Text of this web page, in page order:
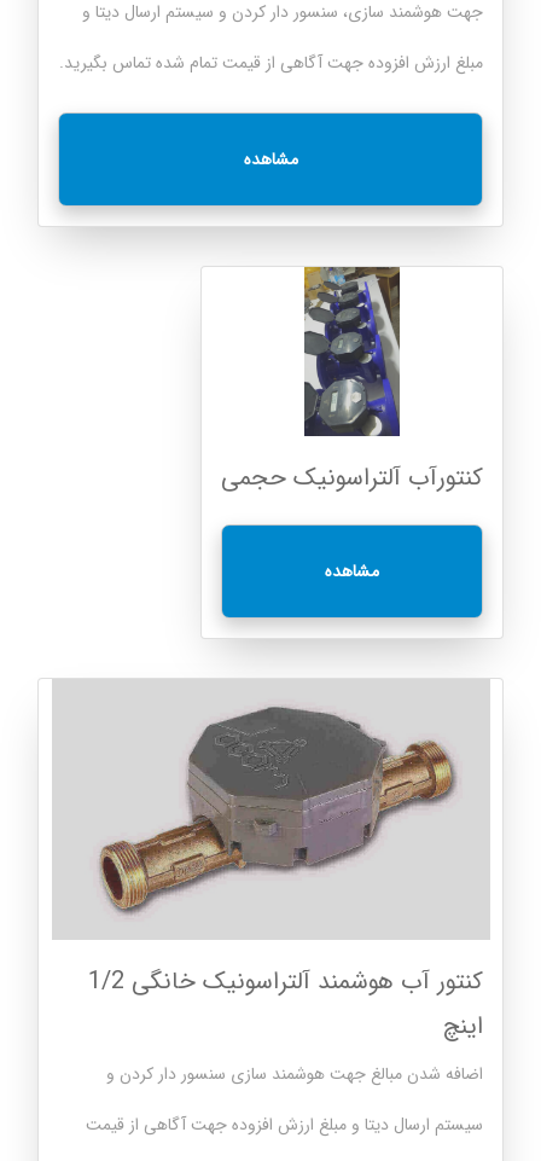
جهت هوشمند سازی، سنسور دار کردن و سیستم ارسال دیتا و
مبلغ ارزش افزوده جهت آگاهی از قیمت تمام شده تماس بگیرید.
مشاهده
کنتورآب آلتراسونیک حجمی
مشاهده
کنتور آب هوشمند آلتراسونیک خانگی 1/2
اینچ
اضافه شدن مبالغ جهت هوشمند سازی سنسور دار کردن و
سیستم ارسال دیتا و مبلغ ارزش افزوده جهت آگاهی از قیمت